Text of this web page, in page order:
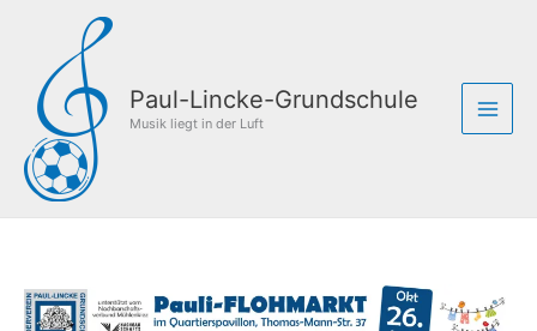
springen
Paul-Lincke-Grundschule
Musik liegt in der Luft